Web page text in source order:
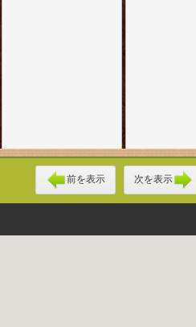
前を表示 次を表示